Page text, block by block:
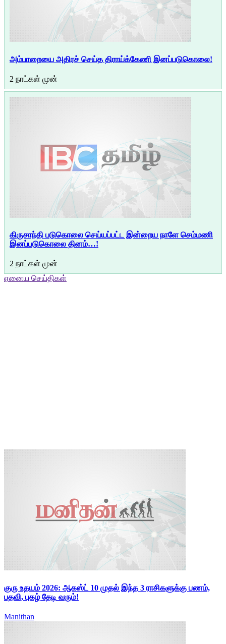
அம்பாறையை அதிரச் செய்த திராய்க்கேணி இனப்படுகொலை!
2 நாட்கள் முன்
கிருசாந்தி படுகொலை செய்யப்பட்ட இன்றைய நாளே செம்மணி
இனப்படுகொலை தினம்…!
2 நாட்கள் முன்
ஏனைய செய்திகள்
குரு உதயம் 2026: ஆகஸ்ட் 10 முதல் இந்த 3 ராசிகளுக்கு பணம்,
பதவி, புகழ் தேடி வரும்!
Manithan